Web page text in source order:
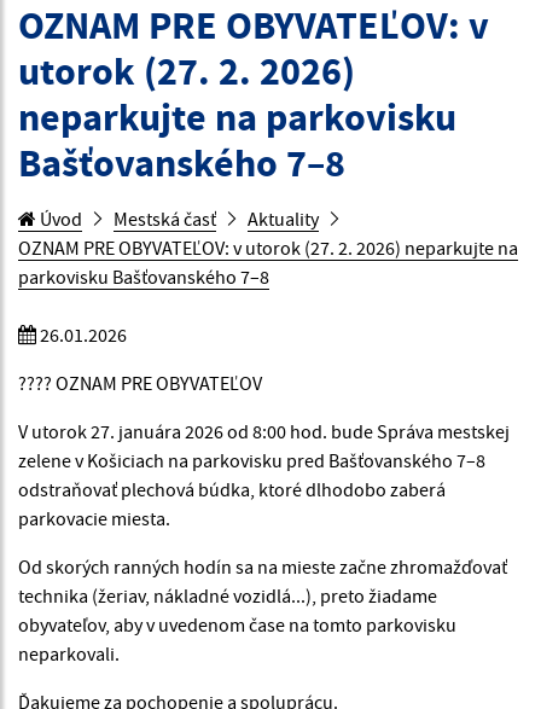
OZNAM PRE OBYVATEĽOV: v
utorok (27. 2. 2026)
neparkujte na parkovisku
Bašťovanského 7–8
Úvod Mestská časť
Aktuality
OZNAM PRE OBYVATEĽOV: v utorok (27. 2. 2026) neparkujte na
parkovisku Bašťovanského 7–8
26.01.2026
???? OZNAM PRE OBYVATEĽOV
V utorok 27. januára 2026 od 8:00 hod. bude Správa mestskej
zelene v Košiciach na parkovisku pred Bašťovanského 7–8
odstraňovať plechová búdka, ktoré dlhodobo zaberá
parkovacie miesta.
Od skorých ranných hodín sa na mieste začne zhromažďovať
technika (žeriav, nákladné vozidlá...), preto žiadame
obyvateľov, aby v uvedenom čase na tomto parkovisku
neparkovali.
Ďakujeme za pochopenie a spoluprácu.